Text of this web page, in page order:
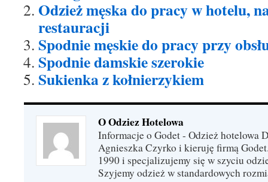
Odzież męska do pracy w hotelu,
restauracji
Spodnie męskie do pracy przy
Spodnie damskie szerokie
Sukienka z kołnierzykiem
O Odziez Hotelowa
Informacje o Godet - Odzież hotelowa
Agnieszka Czyrko i kieruję firmą
1990 i specjalizujemy się w szyciu
Szyjemy odzież w standardowych